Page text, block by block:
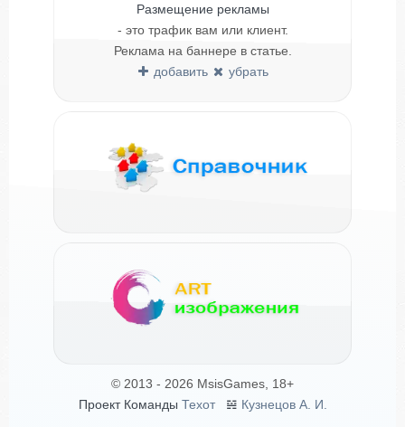
Размещение рекламы
- это трафик вам или клиент.
Реклама на баннере в статье.
добавить
убрать
© 2013 - 2026 MsisGames, 18+
Проект Команды Техот 𝌴 Кузнецов А. И.